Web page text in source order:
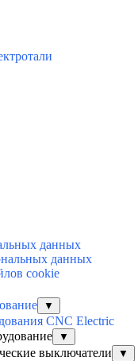
данных
данных
cookie
▼
CNC Electric
▼
выключатели ▼